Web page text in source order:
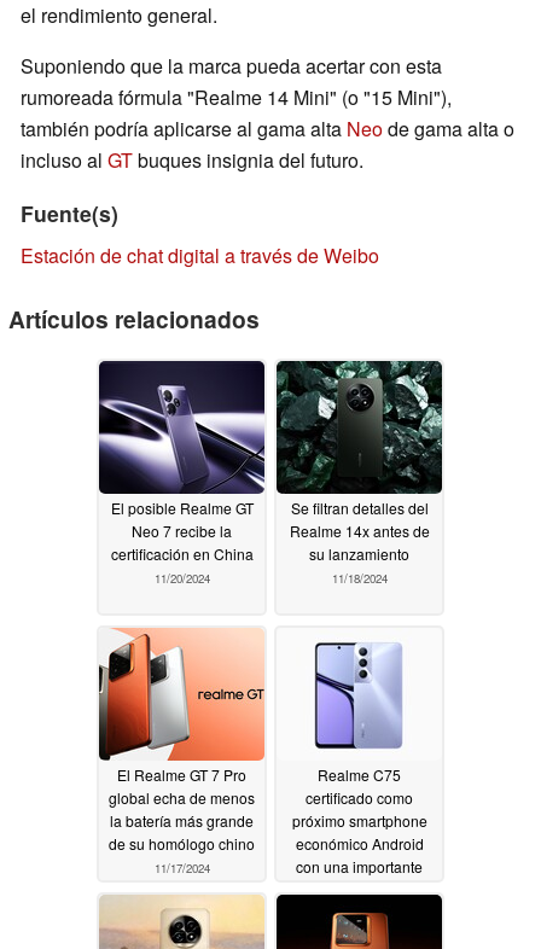
el rendimiento general.
Suponiendo que la marca pueda acertar con esta
rumoreada fórmula "Realme 14 Mini" (o "15 Mini"),
también podría aplicarse al gama alta Neode gama alta o
incluso al GTbuques insignia del futuro.
Fuente(s)
Estación de chat digital a través de Weibo
Artículos relacionados
El posible Realme GT
Neo 7 recibe la
certificación en China
11/20/2024
Se filtran detalles del
Realme 14x antes de
su lanzamiento
11/18/2024
El Realme GT 7 Pro
global echa de menos
la batería más grande
de su homólogo chino
11/17/2024
Realme C75
certificado como
próximo smartphone
económico Android
con una importante
mejora de la batería
11/15/2024